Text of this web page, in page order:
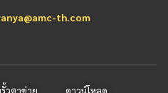
th.com
วตาข่าย ดาวน์โหลด